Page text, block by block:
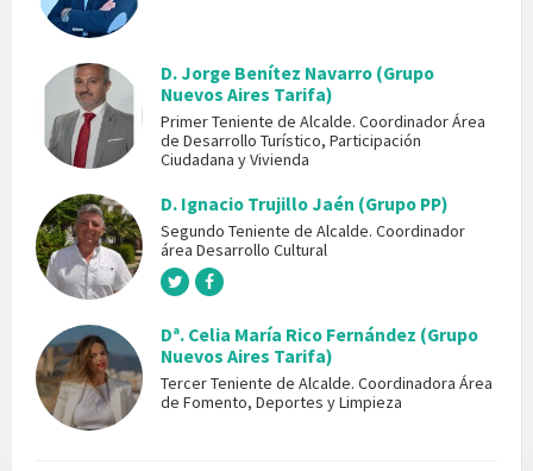
D. Jorge Benítez Navarro (Grupo
Nuevos Aires Tarifa)
Primer Teniente de Alcalde. Coordinador Área
de Desarrollo Turístico, Participación
Ciudadana y Vivienda
D. Ignacio Trujillo Jaén (Grupo PP)
Segundo Teniente de Alcalde. Coordinador
área Desarrollo Cultural
Dª. Celia María Rico Fernández (Grupo
Nuevos Aires Tarifa)
Tercer Teniente de Alcalde. Coordinadora Área
de Fomento, Deportes y Limpieza